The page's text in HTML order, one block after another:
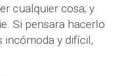
cualquier cosa; y
Si pensara hacerlo
incómoda y difícil,